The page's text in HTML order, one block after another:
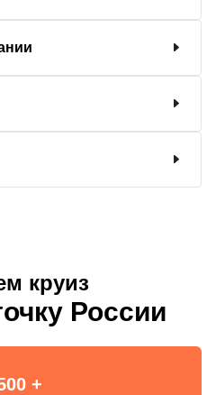
круиз
России
+